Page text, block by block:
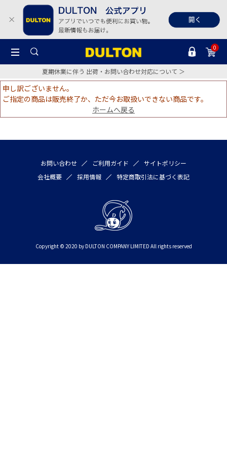
0
夏期休業に伴う 出荷・お問い合わせ対応について ＞
申し訳ございません。
ご指定の商品は販売終了か、ただ今お取扱いできない商品です。
ホームへ戻る
お問い合わせ ご利用ガイド
サイトポリシー
会社概要
採用情報 特定商取引法に基づく表記
Copyright © 2020 by DULTON COMPANY LIMITED All rights reserved